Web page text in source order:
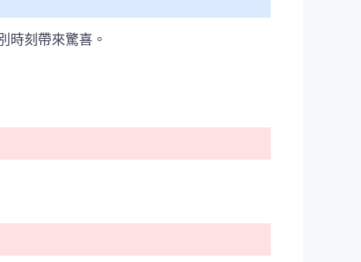
時刻帶來驚喜。